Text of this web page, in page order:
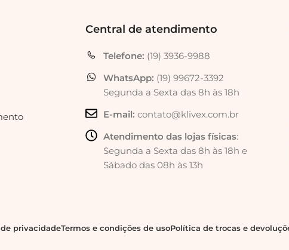
Central de atendimento
Telefone: (19) 3936-9988
WhatsApp: (19) 99672-3392
Segunda a Sexta das 8h às 18h
E-mail: contato@klivex.com.br
Atendimento das lojas físicas:
Segunda a Sexta das 8h às 18h e
Sábado das 08h às 13h
privacidadeTermos e condições de usoPolítica de trocas e